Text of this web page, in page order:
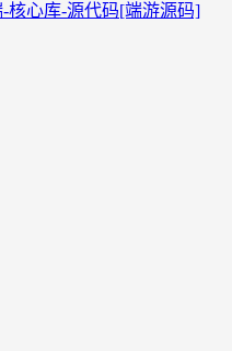
核心库-源代码[端游源码]